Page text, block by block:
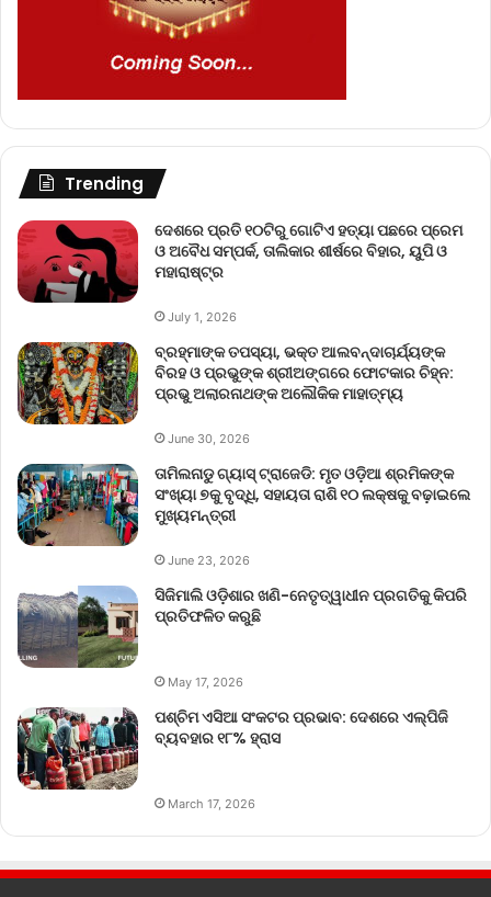
Trending
ଦେଶରେ ପ୍ରତି ୧୦ଟିରୁ ଗୋଟିଏ ହତ୍ୟା ପଛରେ ପ୍ରେମ
ଓ ଅବୈଧ ସମ୍ପର୍କ, ତାଲିକାର ଶୀର୍ଷରେ ବିହାର, ୟୁପି ଓ
ମହାରାଷ୍ଟ୍ର
July 1, 2026
ବ୍ରହ୍ମାଙ୍କ ତପସ୍ୟା, ଭକ୍ତ ଆଲବନ୍ଦାଚାର୍ଯ୍ୟଙ୍କ
ବିରହ ଓ ପ୍ରଭୁଙ୍କ ଶ୍ରୀଅଙ୍ଗରେ ଫୋଟକାର ଚିହ୍ନ:
ପ୍ରଭୁ ଅଲାରନାଥଙ୍କ ଅଲୌକିକ ମାହାତ୍ମ୍ୟ
June 30, 2026
ତାମିଲନାଡୁ ଗ୍ୟାସ୍ ଟ୍ରାଜେଡି: ମୃତ ଓଡ଼ିଆ ଶ୍ରମିକଙ୍କ
ସଂଖ୍ୟା ୭କୁ ବୃଦ୍ଧି, ସହାୟତା ରାଶି ୧୦ ଲକ୍ଷକୁ ବଢ଼ାଇଲେ
ମୁଖ୍ୟମନ୍ତ୍ରୀ
June 23, 2026
ସିଜିମାଲି ଓଡ଼ିଶାର ଖଣି-ନେତୃତ୍ୱାଧୀନ ପ୍ରଗତିକୁ କିପରି
ପ୍ରତିଫଳିତ କରୁଛି
May 17, 2026
ପଶ୍ଚିମ ଏସିଆ ସଂକଟର ପ୍ରଭାବ: ଦେଶରେ ଏଲ୍‌ପିଜି
ବ୍ୟବହାର ୧୮% ହ୍ରାସ
March 17, 2026